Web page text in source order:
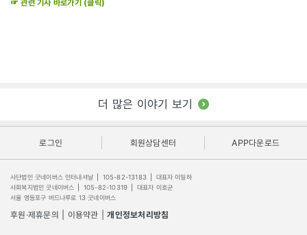
☞ 관련 기사 바로가기 (클릭)
더 많은 이야기 보기
로그인 회원상담센터 APP다운로드
사단법인 굿네이버스 인터내셔날 105-82-13183
대표자 이일하
사회복지법인 굿네이버스
105-82-10319
대표자 이호균
서울 영등포구 버드나루로 13 굿네이버스
후원·제휴문의 이용약관 개인정보처리방침